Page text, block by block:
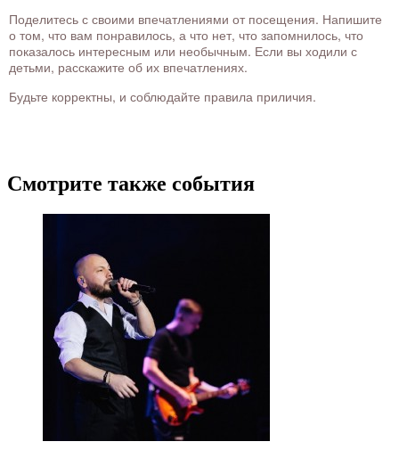
Поделитесь с своими впечатлениями от посещения. Напишите
о том, что вам понравилось, а что нет, что запомнилось, что
показалось интересным или необычным. Если вы ходили с
детьми, расскажите об их впечатлениях.
Будьте корректны, и соблюдайте правила приличия.
Смотрите также события